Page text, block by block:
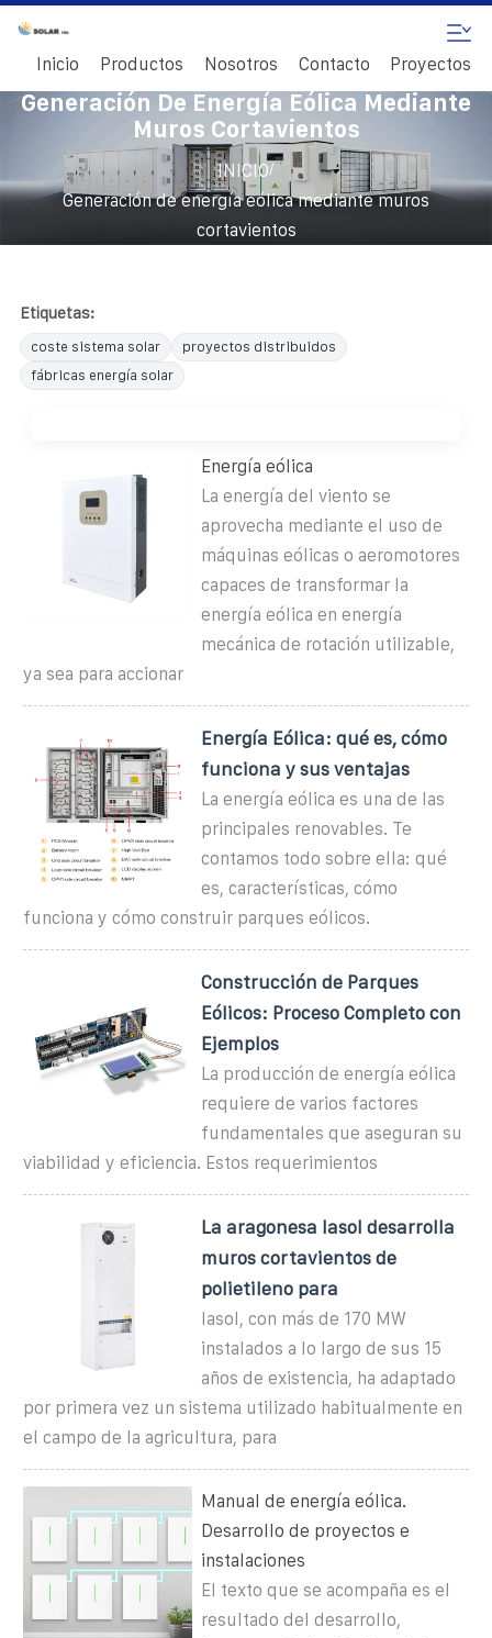
Inicio Productos Nosotros Contacto Proyectos
Generación De Energía Eólica Mediante
Muros Cortavientos
INICIO/
Generación de energía eólica mediante muros
cortavientos
Etiquetas:
coste sistema solar
proyectos distribuidos
fábricas energía solar
Energía eólica
La energía del viento se
aprovecha mediante el uso de
máquinas eólicas o aeromotores
capaces de transformar la
energía eólica en energía
mecánica de rotación utilizable,
ya sea para accionar
Energía Eólica: qué es, cómo
funciona y sus ventajas
La energía eólica es una de las
principales renovables. Te
contamos todo sobre ella: qué
es, características, cómo
funciona y cómo construir parques eólicos.
Construcción de Parques
Eólicos: Proceso Completo con
Ejemplos
La producción de energía eólica
requiere de varios factores
fundamentales que aseguran su
viabilidad y eficiencia. Estos requerimientos
La aragonesa Iasol desarrolla
muros cortavientos de
polietileno para
Iasol, con más de 170 MW
instalados a lo largo de sus 15
años de existencia, ha adaptado
por primera vez un sistema utilizado habitualmente en
el campo de la agricultura, para
Manual de energía eólica.
Desarrollo de proyectos e
instalaciones
El texto que se acompaña es el
resultado del desarrollo,